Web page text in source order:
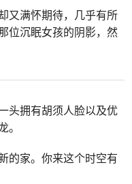
又满怀期待，几乎有所
位沉眠女孩的阴影，然
头拥有胡须人脸以及优
的家。你来这个时空有